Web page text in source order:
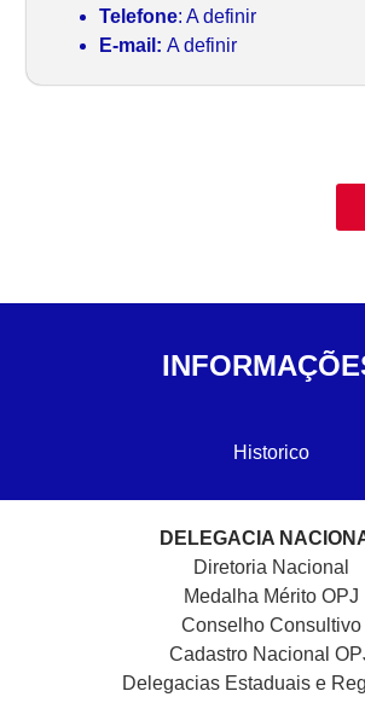
Telefone: A definir
E-mail: A definir
Historico
DELEGACIA
Diretoria Nacional
Medalha Mérito OPJ
Conselho Consultivo
Cadastro Nacional
Delegacias Estaduais e